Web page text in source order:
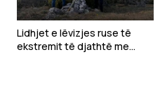
Lidhjet e lëvizjes ruse të
ekstremit të djathtë me